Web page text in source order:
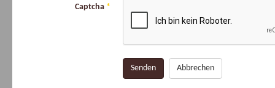
Captcha *
Senden Abbrechen